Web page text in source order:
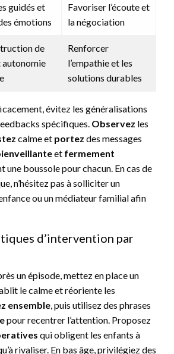
guidés et
émotions
Favoriser l’écoute et
la négociation
de
autonomie
Renforcer
l’empathie et les
solutions durables
évitez les généralisations
spécifiques. Observez les
calme et portez des messages
et fermement
une boussole pour chacun. En cas de
n’hésitez pas à solliciter un
ou un médiateur familial afin
d’intervention par
un épisode, mettez en place un
le calme et réoriente les
ensemble , puis utilisez des phrases
pour recentrer l’attention. Proposez
qui obligent les enfants à
rivaliser. En bas âge, privilégiez des